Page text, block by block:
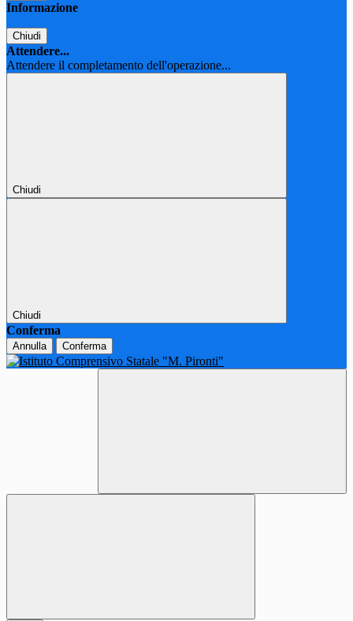
Informazione
Chiudi
Attendere...
Attendere il completamento dell'operazione...
Chiudi
Chiudi
Conferma
Annulla Conferma